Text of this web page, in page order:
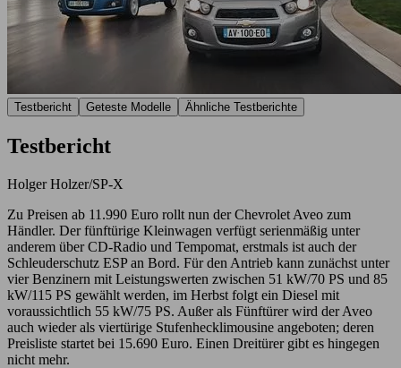
Testbericht Geteste Modelle Ähnliche Testberichte
Testbericht
Holger Holzer/SP-X
Zu Preisen ab 11.990 Euro rollt nun der Chevrolet Aveo zum
Händler. Der fünftürige Kleinwagen verfügt serienmäßig unter
anderem über CD-Radio und Tempomat, erstmals ist auch der
Schleuderschutz ESP an Bord. Für den Antrieb kann zunächst unter
vier Benzinern mit Leistungswerten zwischen 51 kW/70 PS und 85
kW/115 PS gewählt werden, im Herbst folgt ein Diesel mit
voraussichtlich 55 kW/75 PS. Außer als Fünftürer wird der Aveo
auch wieder als viertürige Stufenhecklimousine angeboten; deren
Preisliste startet bei 15.690 Euro. Einen Dreitürer gibt es hingegen
nicht mehr.